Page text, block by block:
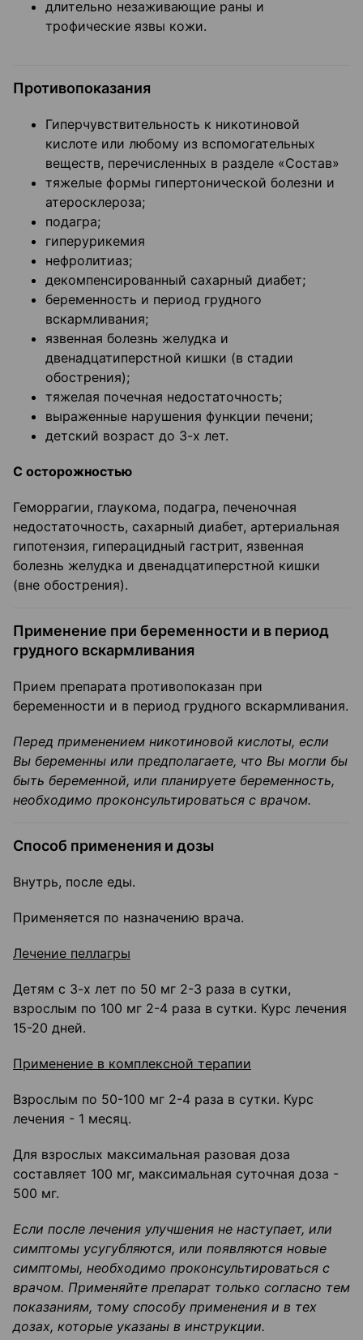
длительно незаживающие раны и
трофические язвы кожи.
Противопоказания
Гиперчувствительность к никотиновой
кислоте или любому из вспомогательных
веществ, перечисленных в разделе «Состав»
тяжелые формы гипертонической болезни и
атеросклероза;
подагра;
гиперурикемия
нефролитиаз;
декомпенсированный сахарный диабет;
беременность и период грудного
вскармливания;
язвенная болезнь желудка и
двенадцатиперстной кишки (в стадии
обострения);
тяжелая почечная недостаточность;
выраженные нарушения функции печени;
детский возраст до 3-х лет.
С осторожностью
Геморрагии, глаукома, подагра, печеночная
недостаточность, сахарный диабет, артери­альная
гипотензия, гиперацидный гастрит, язвенная
болезнь желудка и двенадцатиперст­ной кишки
(вне обострения).
Применение при беременности и в период
грудного вскармливания
Прием препарата противопоказан при
беременности и в период грудного вскармливания.
Перед применением никотиновой кислоты, если
Вы беременны или предполагаете, что Вы могли бы
быть беременной, или планируете беременность,
необходимо проконсуль­тироваться с врачом.
Способ применения и дозы
Внутрь, после еды.
Применяется по назначению врача.
Лечение пеллагры
Детям с 3-х лет по 50 мг 2-3 раза в сутки,
взрослым по 100 мг 2-4 раза в сутки. Курс лече­ния
15-20 дней.
Применение в комплексной терапии
Взрослым по 50-100 мг 2-4 раза в сутки. Курс
лечения - 1 месяц.
Для взрослых максимальная разовая доза
составляет 100 мг, максимальная суточная доза -
500 мг.
Если после лечения улучшения не наступает, или
симптомы усугубляются, или появляют­ся новые
симптомы, необходимо проконсультироваться с
врачом. Применяйте препарат только согласно тем
показаниям, тому способу применения и в тех
дозах, которые ука­заны в инструкции.